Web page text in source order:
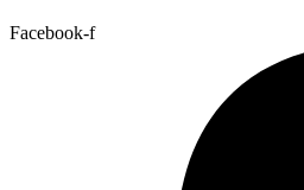
Facebook-f